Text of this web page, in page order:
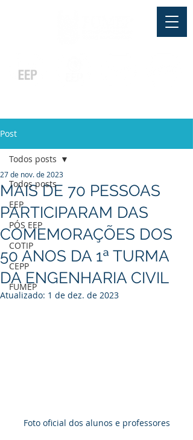
Post
Todos posts
EEP
PÓS EEP
COTIP
CEPP
FUMEP
Todos posts
MAIS DE 70 PESSOAS
PARTICIPARAM DAS
COMEMORAÇÕES DOS
50 ANOS DA 1ª TURMA
DA ENGENHARIA CIVIL
27 de nov. de 2023
Atualizado: 1 de dez. de 2023
Foto oficial dos alunos e professores